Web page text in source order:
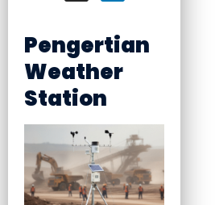
Pengertian
Weather
Station